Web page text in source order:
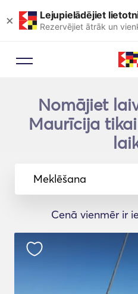
× Lejupielādējiet
Rezervējiet ātrāk un
Nomājiet
Maurīcija
Meklēšana
Cenā vienmēr ir